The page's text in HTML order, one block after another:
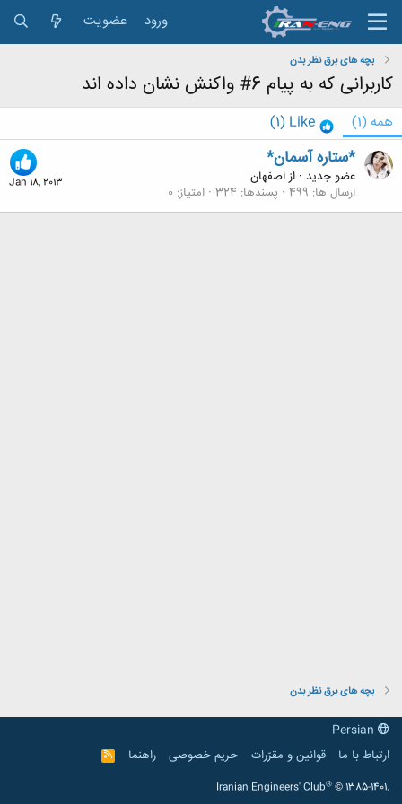
ورود عضویت
بچه های برق نظر بدن
کاربرانی که به پیام 6# واکنش نشان داده اند
همه (1)
Like
(1)
Jan 18, 2013
*ستاره آسمان*
عضو جدید · ازاصفهان
ارسال ها 499 پسندها 324 امتیاز 0
بچه های برق نظر بدن
ارتباط با ما
قوانین و مقرّرات حریم خصوصی راهنما
R
S
Iranian Engineers' Club® © 1385-1401.